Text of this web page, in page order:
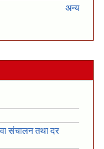
अन्य
संचालन तथा दर